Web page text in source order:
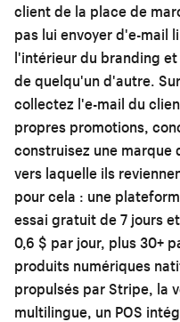
client de la place de
pas lui envoyer d'e-mail
l'intérieur du branding
de quelqu'un d'autre.
collectez l'e-mail du
propres promotions,
construisez une marque
vers laquelle ils
pour cela : une
essai gratuit de 7 jours
0,6 $ par jour, plus 30+
produits numériques
propulsés par Stripe, la
multilingue, un POS